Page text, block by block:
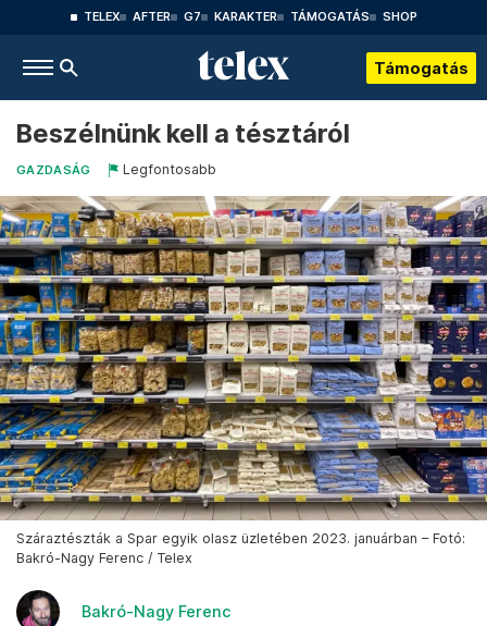
TELEX AFTER G7 KARAKTER TÁMOGATÁS SHOP
Támogatás
Beszélnünk kell a tésztáról
GAZDASÁG Legfontosabb
Száraztészták a Spar egyik olasz üzletében 2023. januárban – Fotó:
Bakró-Nagy Ferenc / Telex
Bakró-Nagy Ferenc